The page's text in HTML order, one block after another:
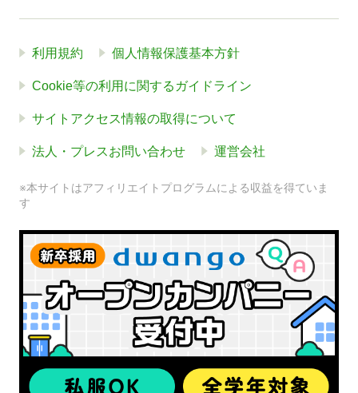
利用規約 個人情報保護基本方針
Cookie等の利用に関するガイドライン
サイトアクセス情報の取得について
法人・プレスお問い合わせ 運営会社
※本サイトはアフィリエイトプログラムによる収益を得ていま
す